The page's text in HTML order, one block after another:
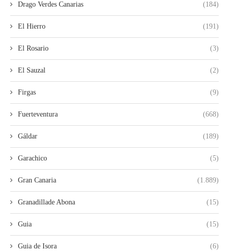
Drago Verdes Canarias (184)
El Hierro (191)
El Rosario (3)
El Sauzal (2)
Firgas (9)
Fuerteventura (668)
Gáldar (189)
Garachico (5)
Gran Canaria (1.889)
Granadillade Abona (15)
Guia (15)
Guia de Isora (6)